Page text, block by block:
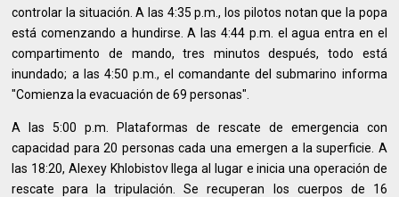
controlar la situación. A las 4:35 p.m., los pilotos notan que la popa
está comenzando a hundirse. A las 4:44 p.m. el agua entra en el
compartimento de mando, tres minutos después, todo está
inundado; a las 4:50 p.m., el comandante del submarino informa
"Comienza la evacuación de 69 personas".
A las 5:00 p.m. Plataformas de rescate de emergencia con
capacidad para 20 personas cada una emergen a la superficie. A
las 18:20, Alexey Khlobistov llega al lugar e inicia una operación de
rescate para la tripulación. Se recuperan los cuerpos de 16